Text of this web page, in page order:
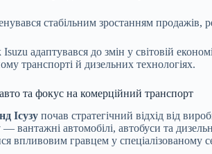
стабільним зростанням продажів,
адаптувався до змін у світовій
транспорті й дизельних технологіях.
та фокус на комерційний транспорт
Ісузу почав стратегічний відхід від
вантажні автомобілі, автобуси та
впливовим гравцем у спеціалізованому